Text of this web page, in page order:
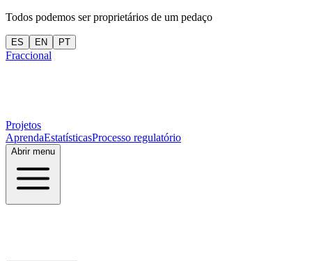
Todos podemos ser proprietários de um pedaço
ES EN PT
Fraccional
Projetos
AprendaEstatísticasProcesso regulatório
Abrir menu